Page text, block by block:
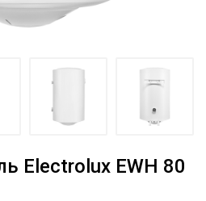
Electrolux EWH 80